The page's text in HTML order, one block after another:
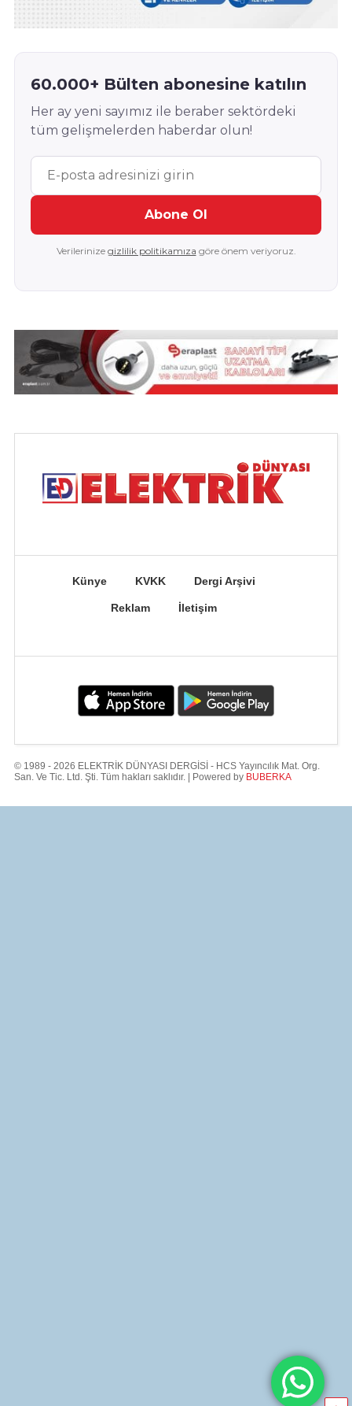
60.000+ Bülten abonesine katılın
Her ay yeni sayımız ile beraber sektördeki
tüm gelişmelerden haberdar olun!
Abone Ol
Verilerinize gizlilik politikamıza göre önem veriyoruz.
Künye KVKK Dergi Arşivi
Reklam İletişim
© 1989 - 2026 ELEKTRİK DÜNYASI DERGİSİ - HCS Yayıncılık Mat. Org.
San. Ve Tic. Ltd. Şti. Tüm hakları saklıdır. | Powered by BUBERKA